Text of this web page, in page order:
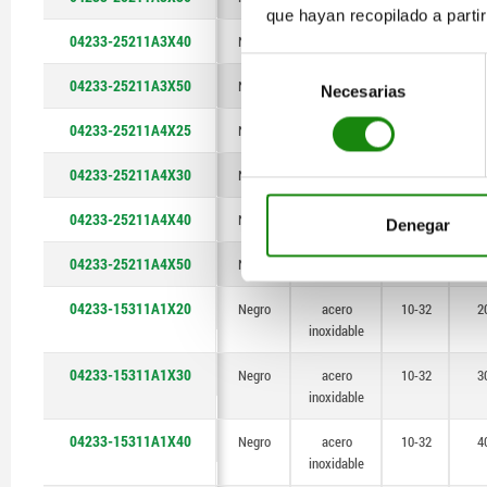
que hayan recopilado a
de
consentimiento
Necesarias
Denegar
04233-25211A3X40 Negro
04233-25211A3X50 Negro acero 5/16-18
04233-25211A4X25 Negro acero
04233-25211A4X30 Negro acero 3/8-16
04233-25211A4X40 Negro 3/8-16
04233-25211A4X50 Negro
04233-15311A1X20 Negro
acero
inoxidable
10-32
04233-15311A1X30 Negro
acero
inoxidable
10-32
04233-15311A1X40 Negro
acero
inoxidable
10-32